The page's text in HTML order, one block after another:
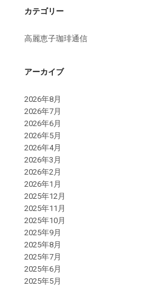
カテゴリー
高麗恵子珈琲通信
アーカイブ
2026年8月
2026年7月
2026年6月
2026年5月
2026年4月
2026年3月
2026年2月
2026年1月
2025年12月
2025年11月
2025年10月
2025年9月
2025年8月
2025年7月
2025年6月
2025年5月